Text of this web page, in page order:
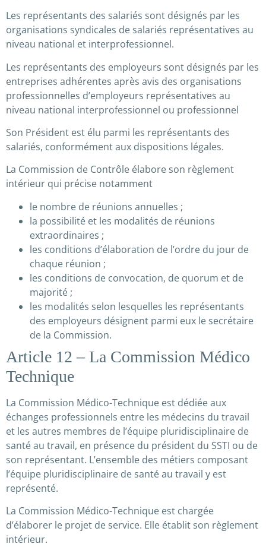
Les représentants des salariés sont désignés par les
organisations syndicales de salariés représentatives au
niveau national et interprofessionnel.
Les représentants des employeurs sont désignés par les
entreprises adhérentes après avis des organisations
professionnelles d’employeurs représentatives au
niveau national interprofessionnel ou professionnel
Son Président est élu parmi les représentants des
salariés, conformément aux dispositions légales.
La Commission de Contrôle élabore son règlement
intérieur qui précise notamment
le nombre de réunions annuelles ;
la possibilité et les modalités de réunions
extraordinaires ;
les conditions d’élaboration de l’ordre du jour de
chaque réunion ;
les conditions de convocation, de quorum et de
majorité ;
les modalités selon lesquelles les représentants
des employeurs désignent parmi eux le secrétaire
de la Commission.
Article 12 – La Commission Médico
Technique
La Commission Médico-Technique est dédiée aux
échanges professionnels entre les médecins du travail
et les autres membres de l’équipe pluridisciplinaire de
santé au travail, en présence du président du SSTI ou de
son représentant. L’ensemble des métiers composant
l’équipe pluridisciplinaire de santé au travail y est
représenté.
La Commission Médico-Technique est chargée
d’élaborer le projet de service. Elle établit son règlement
intérieur.